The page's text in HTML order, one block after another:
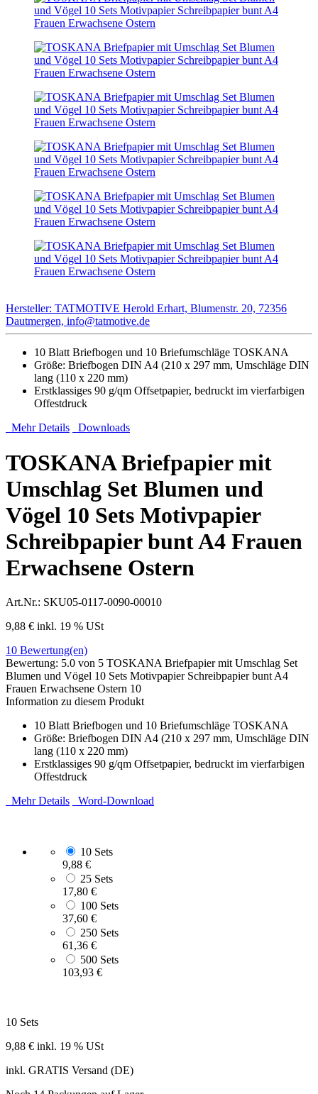
Hersteller: TATMOTIVE Herold Erhart, Blumenstr. 20, 72356
Dautmergen, info@tatmotive.de
10 Blatt Briefbogen und 10 Briefumschläge TOSKANA
Größe: Briefbogen DIN A4 (210 x 297 mm, Umschläge DIN
lang (110 x 220 mm)
Erstklassiges 90 g/qm Offsetpapier, bedruckt im vierfarbigen
Offestdruck
Mehr Details
Downloads
TOSKANA Briefpapier mit
Umschlag Set Blumen und
Vögel 10 Sets Motivpapier
Schreibpapier bunt A4 Frauen
Erwachsene Ostern
Art.Nr.: SKU05-0117-0090-00010
9,88 € inkl. 19 % USt
10 Bewertung(en)
Bewertung: 5.0 von 5 TOSKANA Briefpapier mit Umschlag Set
Blumen und Vögel 10 Sets Motivpapier Schreibpapier bunt A4
Frauen Erwachsene Ostern 10
Information zu diesem Produkt
10 Blatt Briefbogen und 10 Briefumschläge TOSKANA
Größe: Briefbogen DIN A4 (210 x 297 mm, Umschläge DIN
lang (110 x 220 mm)
Erstklassiges 90 g/qm Offsetpapier, bedruckt im vierfarbigen
Offestdruck
Mehr Details
Word-Download
10 Sets
9,88 €
25 Sets
17,80 €
100 Sets
37,60 €
250 Sets
61,36 €
500 Sets
103,93 €
10 Sets
9,88 € inkl. 19 % USt
inkl. GRATIS Versand (DE)